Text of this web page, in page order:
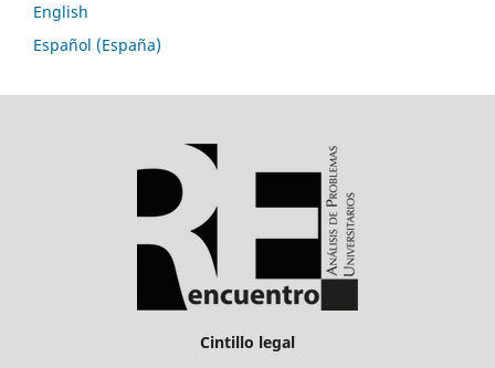
English
Español (España)
Cintillo legal